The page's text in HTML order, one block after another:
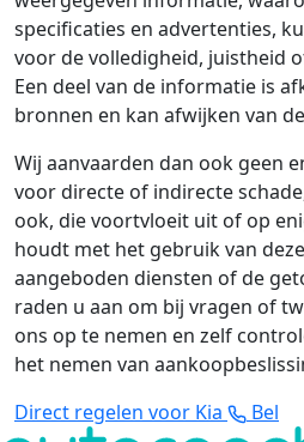
specificaties en advertenties,
voor de volledigheid, juistheid
Een deel van de informatie is
bronnen en kan afwijken van
Wij aanvaarden dan ook geen
voor directe of indirecte
ook, die voortvloeit uit of op
houdt met het gebruik van
aangeboden diensten of de
raden u aan om bij vragen of
ons op te nemen en zelf
het nemen van
Direct regelen voor Kia
Bel